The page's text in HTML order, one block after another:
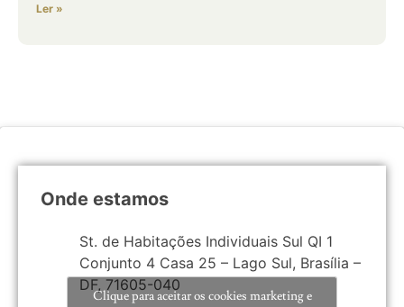
Ler »
Onde estamos
St. de Habitações Individuais Sul QI 1
Conjunto 4 Casa 25 – Lago Sul, Brasília –
DF, 71605-040
Clique para aceitar os cookies marketing e